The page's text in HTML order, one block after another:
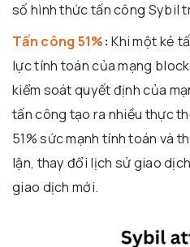
số hình thức tấn công Sybil
Tấn công 51%: Khi một kẻ
lực tính toán của mạng
kiểm soát quyết định của
tấn công tạo ra nhiều thực
51% sức mạnh tính toán và
lận, thay đổi lịch sử giao
giao dịch mới.